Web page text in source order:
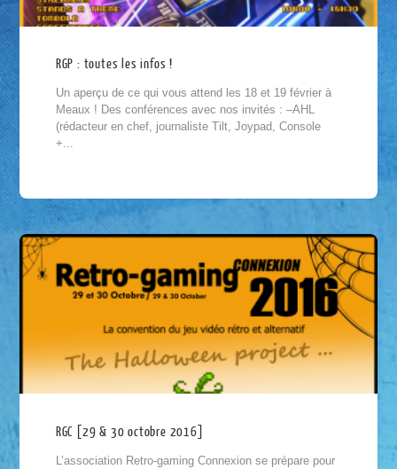
RGP : toutes les infos !
Un aperçu de ce qui vous attend les 18 et 19 février à
Meaux ! Des conférences avec nos invités : –AHL
(rédacteur en chef, journaliste Tilt, Joypad, Console
+...
RGC [29 & 30 octobre 2016]
L’association Retro-gaming Connexion se prépare pour